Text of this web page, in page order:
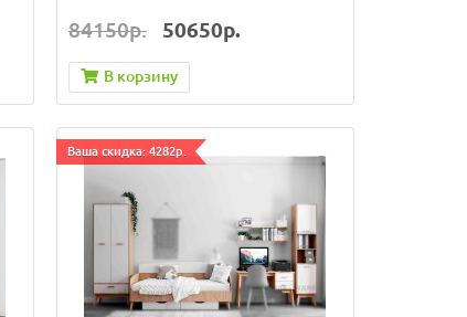
84150р. 50650р.
В корзину
Ваша скидка: 4282р.